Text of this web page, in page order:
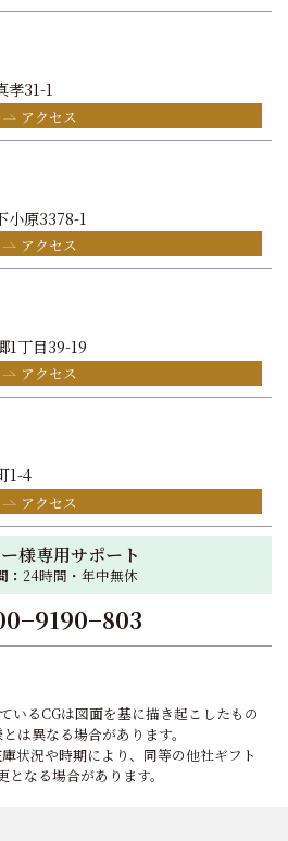
孝31-1
アクセス
小原3378-1
アクセス
1丁目39-19
アクセス
1-4
アクセス
様専用サポート
： 24時間・年中無休
いるCGは図面を基に描き起こしたもの
は異なる場合があります。
状況や時期により、同等の他社ギフト
となる場合があります。